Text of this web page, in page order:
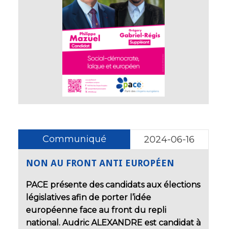
Communiqué 2024-06-16
NON AU FRONT ANTI EUROPÉEN
PACE présente des candidats aux élections
législatives afin de porter l’idée
européenne face au front du repli
national . Audric ALEXANDRE est candidat à